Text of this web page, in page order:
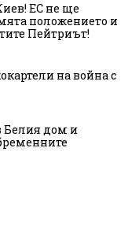
ЕС не ще
положението и
Пейтриът!
на война с
Белия дом и